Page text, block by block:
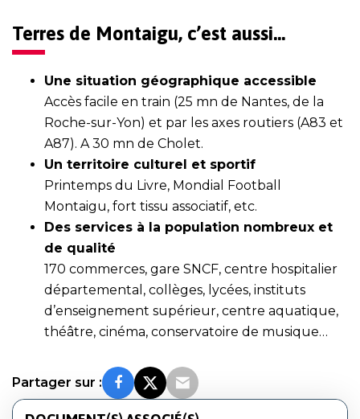
Terres de Montaigu, c’est aussi…
Une situation géographique accessible
Accès facile en train (25 mn de Nantes, de la
Roche-sur-Yon) et par les axes routiers (A83 et
A87). A 30 mn de Cholet.
Un territoire culturel et sportif
Printemps du Livre, Mondial Football
Montaigu, fort tissu associatif, etc.
Des services à la population nombreux et
de qualité
170 commerces, gare SNCF, centre hospitalier
départemental, collèges, lycées, instituts
d’enseignement supérieur, centre aquatique,
théâtre, cinéma, conservatoire de musique…
Partager sur :